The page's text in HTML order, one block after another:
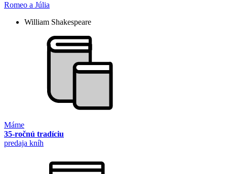
Romeo a Júlia
William Shakespeare
Máme
35-ročnú tradíciu
predaja kníh